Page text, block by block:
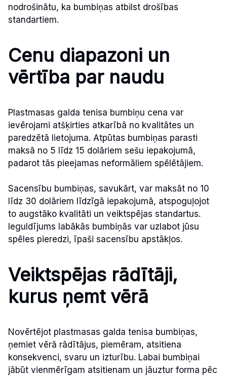
nodrošinātu, ka bumbiņas atbilst drošības
standartiem.
Cenu diapazoni un
vērtība par naudu
Plastmasas galda tenisa bumbiņu cena var
ievērojami atšķirties atkarībā no kvalitātes un
paredzētā lietojuma. Atpūtas bumbiņas parasti
maksā no 5 līdz 15 dolāriem sešu iepakojumā,
padarot tās pieejamas neformāliem spēlētājiem.
Sacensību bumbiņas, savukārt, var maksāt no 10
līdz 30 dolāriem līdzīgā iepakojumā, atspoguļojot
to augstāko kvalitāti un veiktspējas standartus.
Ieguldījums labākās bumbiņās var uzlabot jūsu
spēles pieredzi, īpaši sacensību apstākļos.
Veiktspējas rādītāji,
kurus ņemt vērā
Novērtējot plastmasas galda tenisa bumbiņas,
ņemiet vērā rādītājus, piemēram, atsitiena
konsekvenci, svaru un izturību. Labai bumbiņai
jābūt vienmērīgam atsitienam un jāuztur forma pēc